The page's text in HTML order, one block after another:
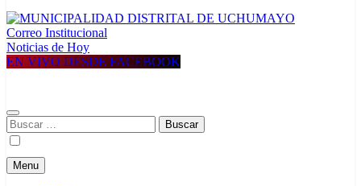
MUNICIPALIDAD DISTRITAL DE UCHUMAYO
Construyendo una nueva Historia
Correo Institucional
Noticias de Hoy
EN VIVO DESDE FACEBOOK
Buscar:
Menu